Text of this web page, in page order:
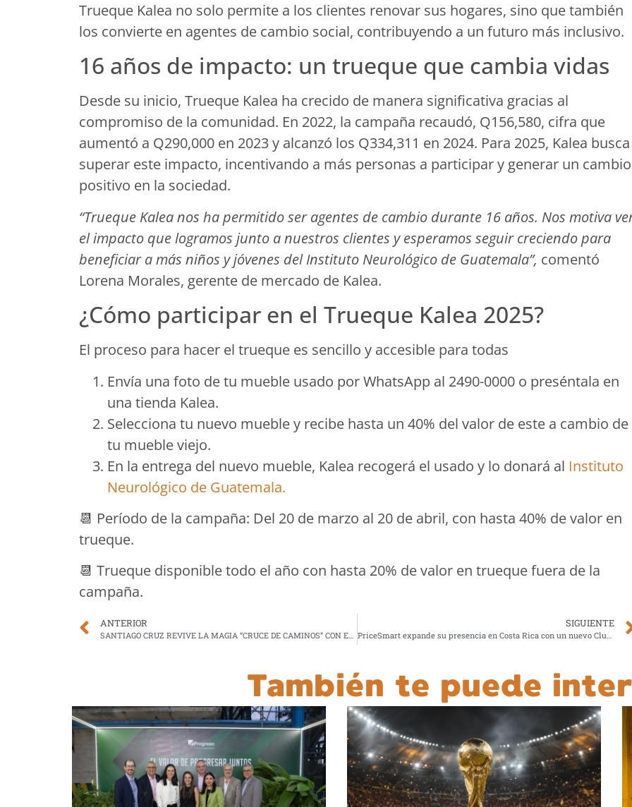
Trueque Kalea no solo permite a los clientes renovar sus hogares, sino que también
los convierte en agentes de cambio social, contribuyendo a un futuro más inclusivo.
16 años de impacto: un trueque que cambia vidas
Desde su inicio, Trueque Kalea ha crecido de manera significativa gracias al
compromiso de la comunidad. En 2022, la campaña recaudó, Q156,580, cifra que
aumentó a Q290,000 en 2023 y alcanzó los Q334,311 en 2024. Para 2025, Kalea busca
superar este impacto, incentivando a más personas a participar y generar un cambio
positivo en la sociedad.
“Trueque Kalea nos ha permitido ser agentes de cambio durante 16 años. Nos motiva
el impacto que logramos junto a nuestros clientes y esperamos seguir creciendo para
beneficiar a más niños y jóvenes del Instituto Neurológico de Guatemala”, comentó
Lorena Morales, gerente de mercado de Kalea.
¿Cómo participar en el Trueque Kalea 2025?
El proceso para hacer el trueque es sencillo y accesible para todas
Envía una foto de tu mueble usado por WhatsApp al 2490-0000 o preséntala en
una tienda Kalea.
Selecciona tu nuevo mueble y recibe hasta un 40% del valor de este a cambio de
tu mueble viejo.
En la entrega del nuevo mueble, Kalea recogerá el usado y lo donará al Instituto
Neurológico de Guatemala.
📆 Período de la campaña: Del 20 de marzo al 20 de abril, con hasta 40% de valor en
trueque.
📆 Trueque disponible todo el año con hasta 20% de valor en trueque fuera de la
campaña.
ANTERIOR SIGUIENTE
También te puede